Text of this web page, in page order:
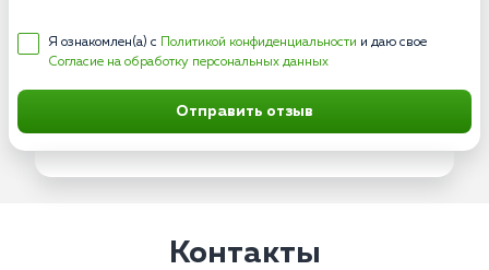
Я ознакомлен(а) с Политикой конфиденциальности и даю свое
Согласие на обработку персональных данных
Отправить отзыв
Контакты